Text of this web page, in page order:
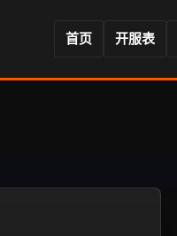
首页 开服表